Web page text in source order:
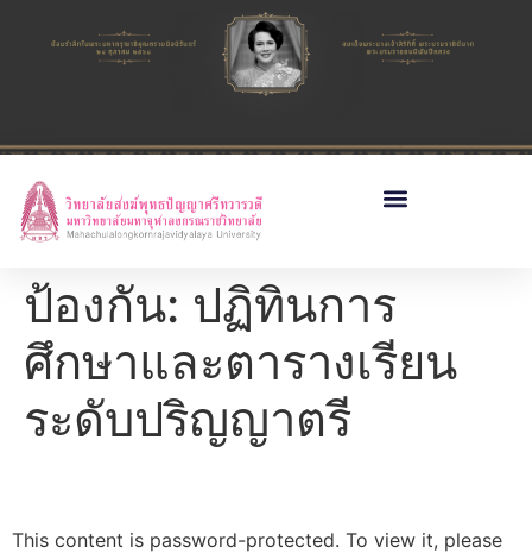
ป้องกัน: ปฏิทินการ
ศึกษาและตารางเรียน
ระดับปริญญาตรี
This content is password-protected. To view it, please